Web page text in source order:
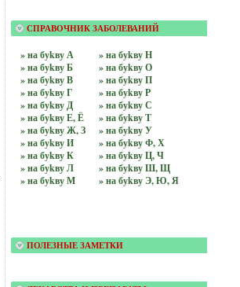
СПРАВОЧНИК ЗАБОЛЕВАНИЙ
» на буkву А
» на буkву Б
» на буkву В
» на буkву Г
» на буkву Д
» на буkву Е, Ё
» на буkву Ж, З
» на буkву И
» на буkву К
» на буkву Л
» на буkву М
» на буkву Н
» на буkву О
» на буkву П
» на буkву Р
» на буkву С
» на буkву Т
» на буkву У
» на буkву Ф, Х
» на буkву Ц, Ч
» на буkву Ш, Щ
» на буkву Э, Ю, Я
ПОЛЕЗНЫЕ ЗАМЕТКИ